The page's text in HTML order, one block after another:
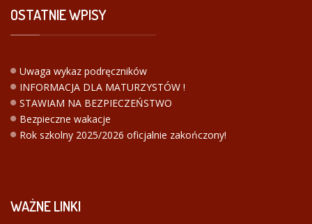
OSTATNIEWPISY
Uwaga wykaz podręczników
INFORMACJA DLA MATURZYSTÓW !
STAWIAM NA BEZPIECZEŃSTWO
Bezpieczne wakacje
Rok szkolny 2025/2026 oficjalnie zakończony!
WAŻNELINKI